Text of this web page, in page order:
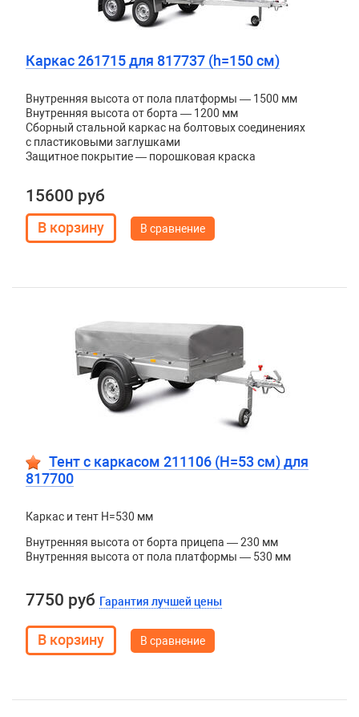
Каркас 261715 для 817737 (h=150 см)
Внутренняя высота от пола платформы — 1500 мм
Внутренняя высота от борта — 1200 мм
Сборный стальной каркас на болтовых соединениях
с пластиковыми заглушками
Защитное покрытие — порошковая краска
15600 руб
В сравнение
Тент с каркасом 211106 (H=53 см) для
817700
Каркас и тент H=530 мм
Внутренняя высота от борта прицепа — 230 мм
Внутренняя высота от пола платформы — 530 мм
7750 руб Гарантия лучшей цены
В сравнение